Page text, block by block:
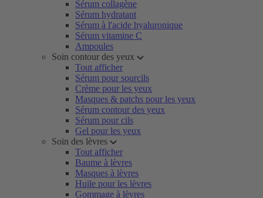
Sérum collagène
Sérum hydratant
Sérum à l'acide hyaluronique
Sérum vitamine C
Ampoules
Soin contour des yeux
Tout afficher
Sérum pour sourcils
Crème pour les yeux
Masques & patchs pour les yeux
Sérum contour des yeux
Sérum pour cils
Gel pour les yeux
Soin des lèvres
Tout afficher
Baume à lèvres
Masques à lèvres
Huile pour les lèvres
Gommage à lèvres